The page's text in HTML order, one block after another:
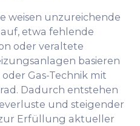
weisen unzureichende
etwa fehlende
oder veraltete
basieren
Gas-Technik mit
Dadurch entstehen
und steigender
Erfüllung aktueller